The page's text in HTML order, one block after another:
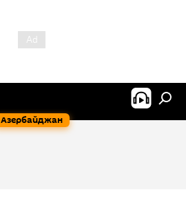
Азербайджан